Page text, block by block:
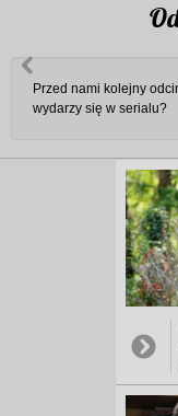
Przed nami kolejny
wydarzy się w serialu?